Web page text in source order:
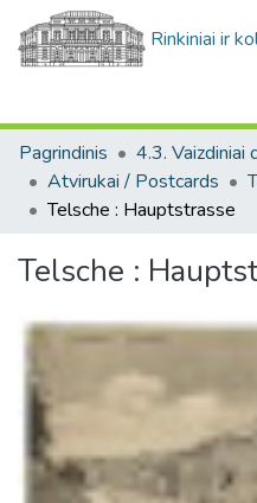
Rinkiniai ir
Pagrindinis
Atvirukai / Postcards
Telsche : Hauptstrasse
Telsche :